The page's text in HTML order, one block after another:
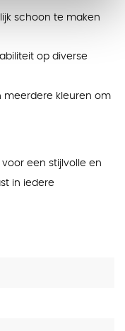
schoon te maken
op diverse
meerdere kleuren om
een stijlvolle en
in iedere